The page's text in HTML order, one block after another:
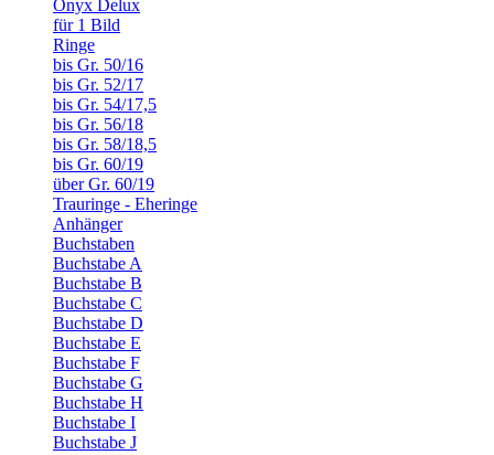
Onyx Delux
für 1 Bild
Ringe
bis Gr. 50/16
bis Gr. 52/17
bis Gr. 54/17,5
bis Gr. 56/18
bis Gr. 58/18,5
bis Gr. 60/19
über Gr. 60/19
Trauringe - Eheringe
Anhänger
Buchstaben
Buchstabe A
Buchstabe B
Buchstabe C
Buchstabe D
Buchstabe E
Buchstabe F
Buchstabe G
Buchstabe H
Buchstabe I
Buchstabe J